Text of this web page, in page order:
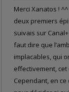
Merci Xanatos !
deux premiers
suivais sur
faut dire que
implacables, qui
effectivement,
Cependant, en